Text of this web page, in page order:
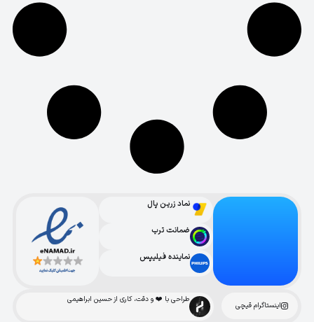
نماد زرین پال
ضمانت ترب
نماینده فیلیپس
اینستاگرام قیچی
طراحی با ❤️ و دقت، کاری از حسین ابراهیمی